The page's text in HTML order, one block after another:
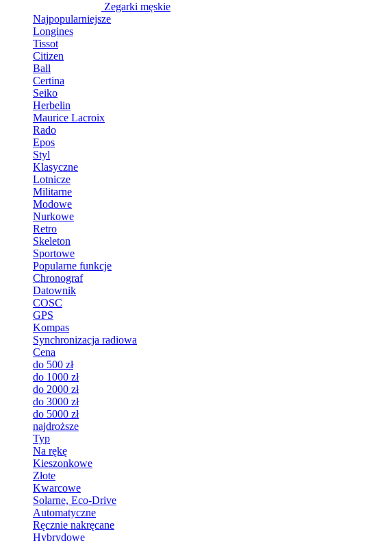
Zegarki męskie
Najpopularniejsze
Longines
Tissot
Citizen
Ball
Certina
Seiko
Herbelin
Maurice Lacroix
Rado
Epos
Styl
Klasyczne
Lotnicze
Militarne
Modowe
Nurkowe
Retro
Skeleton
Sportowe
Popularne funkcje
Chronograf
Datownik
COSC
GPS
Kompas
Synchronizacja radiowa
Cena
do 500 zł
do 1000 zł
do 2000 zł
do 3000 zł
do 5000 zł
najdroższe
Typ
Na rękę
Kieszonkowe
Złote
Kwarcowe
Solarne, Eco-Drive
Automatyczne
Ręcznie nakręcane
Hybrydowe